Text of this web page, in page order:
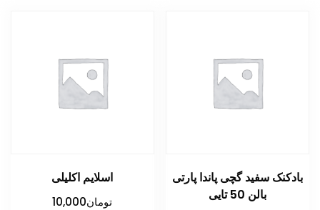
بادکنک سفید گچی پاندا پارتی
بالن 50 تایی
اسلایم اکلیلی
تومان10,000